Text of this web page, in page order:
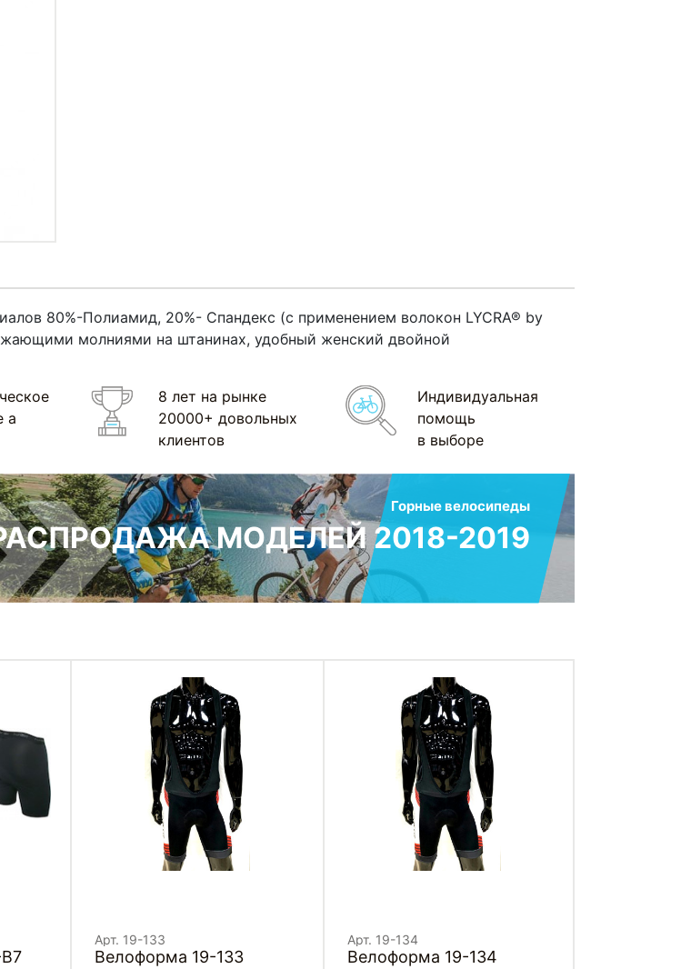
80%-Полиамид, 20%- Спандекс (с применением волокон LYCRA® by
молниями на штанинах, удобный женский двойной
а
8 лет на рынке
20000+ довольных
клиентов
Индивидуальная
помощь
в выборе
Горные велосипеды
МОДЕЛЕЙ 2018-2019
Арт. 19-133
Велоформа 19-133
Арт. 19-134
Велоформа 19-134